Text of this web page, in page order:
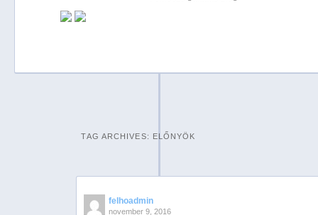
TAG ARCHIVES: ELŐNYÖK
felhoadmin
november 9, 2016